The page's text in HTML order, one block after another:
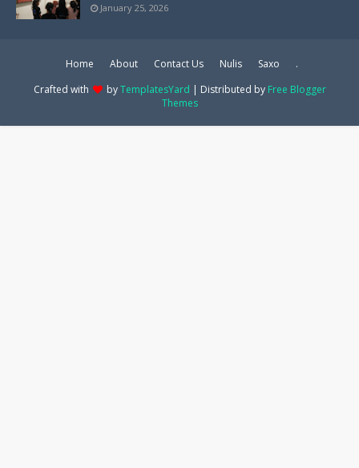
January 25, 2026
Home About Contact Us Nulis Saxo
.
Crafted with
byTemplatesYard | Distributed by Free Blogger
Themes